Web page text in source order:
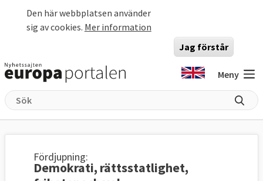
Den här webbplatsen använder
sig av cookies. Mer information
Jag förstår
Meny
Fördjupning:
Demokrati, rättsstatlighet,